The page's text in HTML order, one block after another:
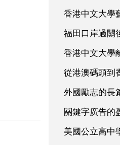
香港中文大學
香港中文大學
外國勵志的長
美國公立高中